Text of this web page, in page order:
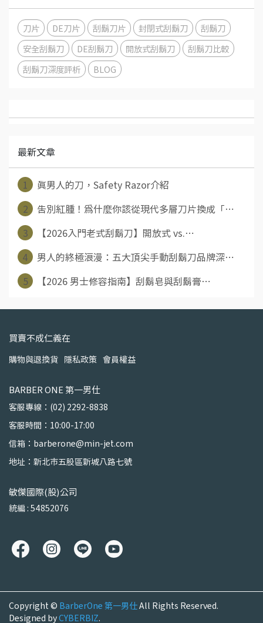
刀片 DE刀片 刮鬍刀片 封閉式刮鬍刀
刮鬍刀
安全刮鬍刀
DE刮鬍刀 開放式刮鬍刀
刮鬍刀比較
刮鬍刀深度評析
BLOG
最新文章
1
真男人的刀，Safety Razor介紹
2
告別紅腫！為什麼你該從現代多層刀片換成「⋯
3
【2026入門老式刮鬍刀】開放式 vs.⋯
4
男人的終極浪漫：五大頂尖手動刮鬍刀品牌深⋯
5
【2026 男士修容指南】刮鬍皂與刮鬍膏⋯
買賣不成仁義在
購物與退換貨 隱私政策 會員權益
BARBER ONE 第一男仕
客服專線：(02) 2292-8838
客服時間：10:00-17:00
信箱：barberone@min-jet.com
地址：新北市五股區新城八路七號
敏傑國際(股)公司
統編 : 54852076
Copyright © BarberOne 第一男仕All Rights Reserved.
Designed byCYBERBIZ.